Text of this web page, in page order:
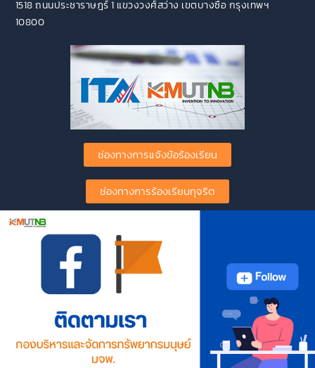
1518 ถนนประชาราษฎร์ 1 แขวงวงศ์สว่าง เขตบางซื่อ กรุงเทพฯ
10800
ช่องทางการแจ้งข้อร้องเรียน
ช่องทางการร้องเรียนทุจริต